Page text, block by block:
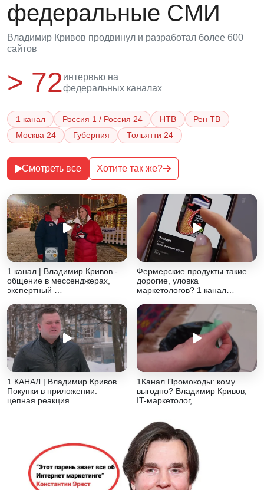
федеральные СМИ
Владимир Кривов продвинул и разработал более 600
сайтов
> 72интервью на
федеральных каналах
1 канал Россия 1 / Россия 24 НТВ
Рен ТВ
Москва 24
Губерния Тольятти 24
Смотреть все Хотите так же?
1 канал | Владимир Кривов -
общение в мессенджерах,
экспертный …
Фермерские продукты такие
дорогие, уловка
маркетологов? 1 канал…
1 КАНАЛ | Владимир Кривов
Покупки в приложении:
цепная реакция……
1Канал Промокоды: кому
выгодно? Владимир Кривов,
IT-маркетолог,…